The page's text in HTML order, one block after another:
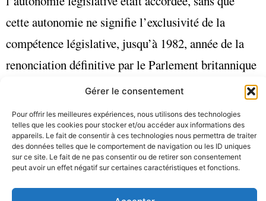
Gérer le consentement
Pour offrir les meilleures expériences, nous utilisons des technologies
telles que les cookies pour stocker et/ou accéder aux informations des
appareils. Le fait de consentir à ces technologies nous permettra de traiter
des données telles que le comportement de navigation ou les ID uniques
sur ce site. Le fait de ne pas consentir ou de retirer son consentement
peut avoir un effet négatif sur certaines caractéristiques et fonctions.
cette autonomie ne signifie l’exclusivité de la
compétence législative, jusqu’à 1982, année de la
renonciation définitive par le Parlement britannique
de sa compétence législative sur le Canada.
Si la
date de l’adoption du Statut de Westminster
sert de
point de repère historique et juridique, il n’en reste
pas moins que plusieurs aspects de la souveraineté
ne furent obtenus ou exercés qu’après 1931. On peut
compter parmi ces événements la déclaration de